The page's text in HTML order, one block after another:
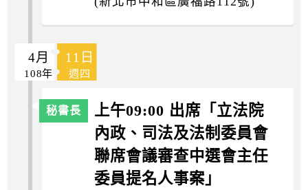
4月 11日
108年 週四
上午09:00 出席「立法院
內政、司法及法制委員會
聯席會議審查中選會主任
委員提名人事案」